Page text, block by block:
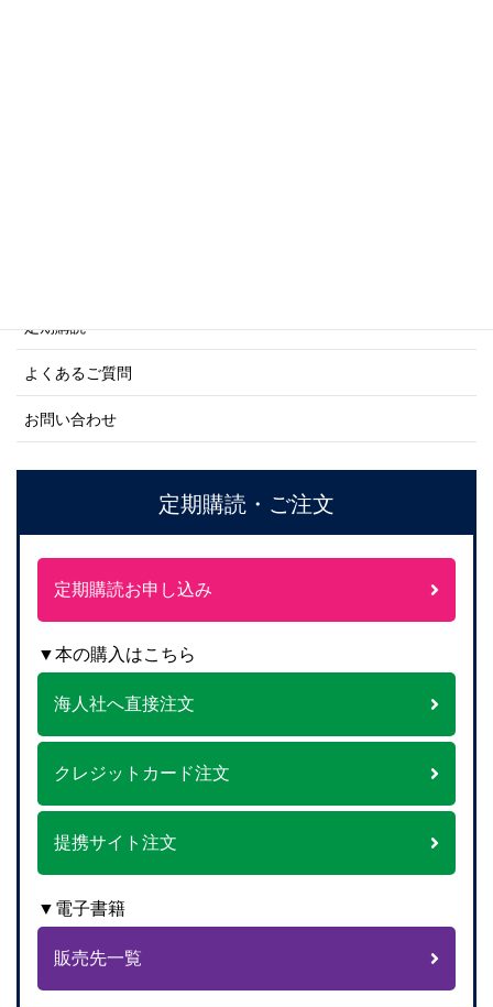
定期購読
よくあるご質問
お問い合わせ
定期購読・ご注文
定期購読お申し込み
▼本の購入はこちら
海人社へ直接注文
クレジットカード注文
提携サイト注文
▼電子書籍
販売先一覧